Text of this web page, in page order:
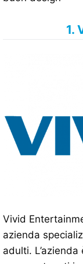
1.
Vivid
azienda
adulti.